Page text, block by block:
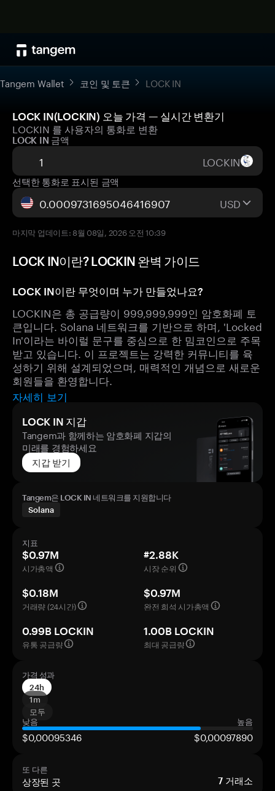
Tangem Wallet 코인 및 토큰 LOCK IN
LOCK IN(LOCKIN) 오늘 가격 — 실시간 변환기
LOCKIN 를 사용자의 통화로 변환
LOCK IN 금액
LOCKIN
선택한 통화로 표시된 금액
USD
마지막 업데이트: 8월 08일, 2026 오전 10:39
LOCK IN이란? LOCKIN 완벽 가이드
LOCK IN이란 무엇이며 누가 만들었나요?
LOCKIN은 총 공급량이 999,999,999인 암호화폐 토
큰입니다. Solana 네트워크를 기반으로 하며, 'Locked
In'이라는 바이럴 문구를 중심으로 한 밈코인으로 주목
받고 있습니다. 이 프로젝트는 강력한 커뮤니티를 육
성하기 위해 설계되었으며, 매력적인 개념으로 새로운
회원들을 환영합니다.
자세히 보기
LOCK IN 지갑
Tangem과 함께하는 암호화폐 지갑의
미래를 경험하세요
지갑 받기
Tangem은 LOCK IN 네트워크를 지원합니다
Solana
지표
$0.97M
시가총액
#2.88K
시장 순위
$0.18M
거래량 (24시간)
$0.97M
완전 희석 시가총액
0.99B LOCKIN
유통 공급량
1.00B LOCKIN
최대 공급량
가격 성과
24h
1m
모두
낮음
높음
$0,00095346 $0,00097890
또 다른
상장된 곳 7 거래소